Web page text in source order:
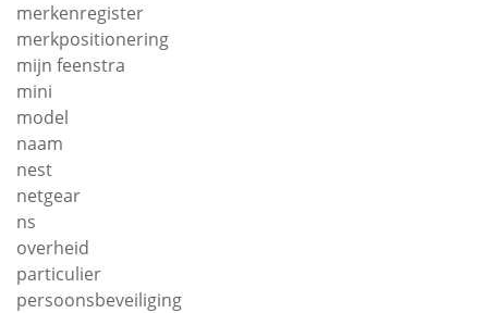
merkenregister
merkpositionering
mijn feenstra
mini
model
naam
nest
netgear
ns
overheid
particulier
persoonsbeveiliging